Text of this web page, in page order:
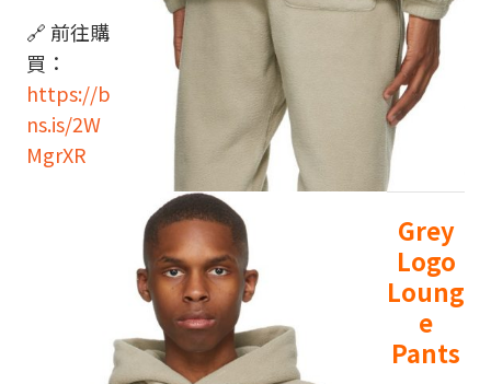
🔗 前往購
買：
https://b
ns.is/2W
MgrXR
Grey
Logo
Loung
e
Pants